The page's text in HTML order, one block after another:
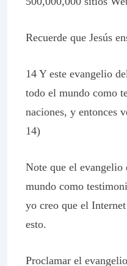
Recuerde que Jesús
14 Y este evangelio
todo el mundo como
naciones, y entonces
14)
Note que el evangelio
mundo como
yo creo que el
esto.
Proclamar el